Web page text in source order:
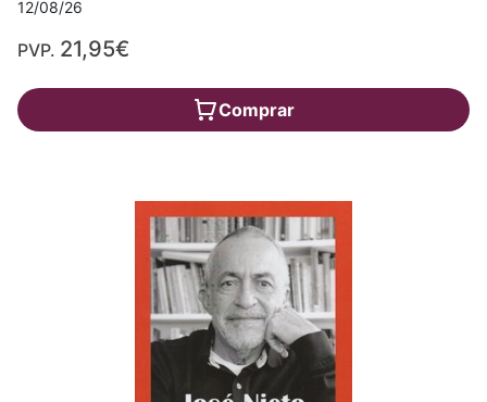
12/08/26
PVP. 21,95€
Comprar